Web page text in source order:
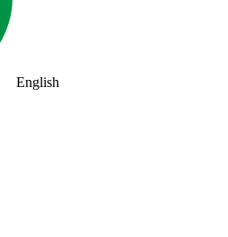
English